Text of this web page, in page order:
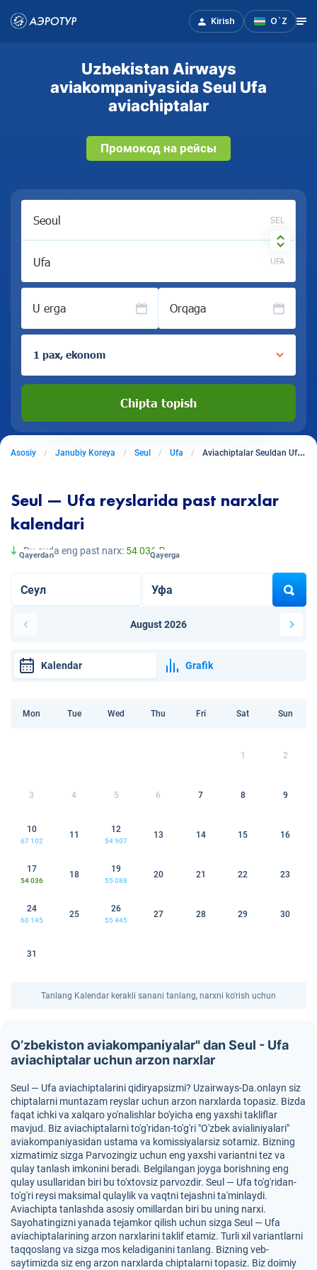
Kirish O`Z
Uzbekistan Airways
aviakompaniyasida Seul Ufa
aviachiptalar
Промокод на рейсы
SEL
UFA
U erga Orqaga
1 pax, ekonom
Chipta topish
Asosiy Janubiy Koreya Seul Ufa Aviachiptalar Seuldan Ufaga
Seul — Ufa reyslarida past narxlar
kalendari
Bu oyda eng past narx: 54 036 ₽
Qayerdan Qayerga
August 2026
Kalendar Grafik
Mon Tue Wed Thu Fri Sat Sun
1 2
3 4 5 6 7 8 9
10
67 102
11
12
54 907
13 14 15 16
17
54 036
18
19
55 088
20 21 22 23
24
60 145
25
26
55 445
27 28 29 30
31
Tanlang Kalendar kerakli sanani tanlang, narxni ko'rish uchun
O’zbekiston aviakompaniyalar" dan Seul - Ufa
aviachiptalar uchun arzon narxlar
Seul — Ufa aviachiptalarini qidiryapsizmi? Uzairways-Da.onlayn siz
chiptalarni muntazam reyslar uchun arzon narxlarda topasiz. Bizda
faqat ichki va xalqaro yo'nalishlar bo'yicha eng yaxshi takliflar
mavjud. Biz aviachiptalarni to'g'ridan-to'g'ri "O'zbek avialiniyalari"
aviakompaniyasidan ustama va komissiyalarsiz sotamiz. Bizning
xizmatimiz sizga Parvozingiz uchun eng yaxshi variantni tez va
qulay tanlash imkonini beradi. Belgilangan joyga borishning eng
qulay usullaridan biri bu to'xtovsiz parvozdir. Seul — Ufa to'g'ridan-
to'g'ri reysi maksimal qulaylik va vaqtni tejashni ta'minlaydi.
Aviachipta tanlashda asosiy omillardan biri bu uning narxi.
Sayohatingizni yanada tejamkor qilish uchun sizga Seul — Ufa
aviachiptalarining arzon narxlarini taklif etamiz. Turli xil variantlarni
taqqoslang va sizga mos keladiganini tanlang. Bizning veb-
saytimizda siz eng arzon narxlarda chiptalarni topasiz. Biz doimiy